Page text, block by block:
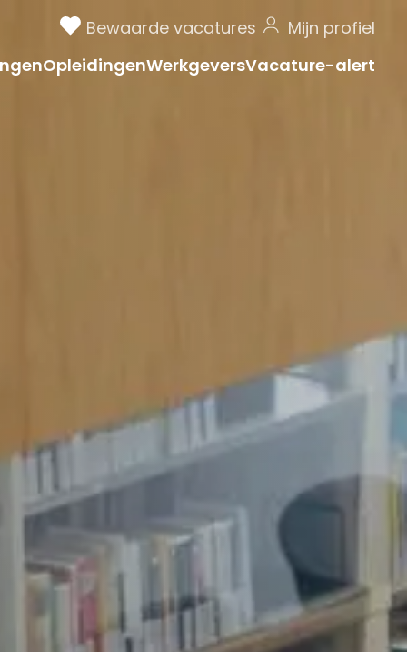
Bewaarde vacatures
Mijn profiel
OpleidingenWerkgeversVacature-alert